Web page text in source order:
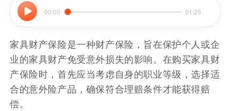
00:00 01:25
家具财产保险是一种财产保险，旨在保护个人或企
业的家具财产免受意外损失的影响。在购买家具财
产保险时，首先应当考虑自身的职业等级，选择适
合的意外险产品，确保符合理赔条件才能获得赔
偿。